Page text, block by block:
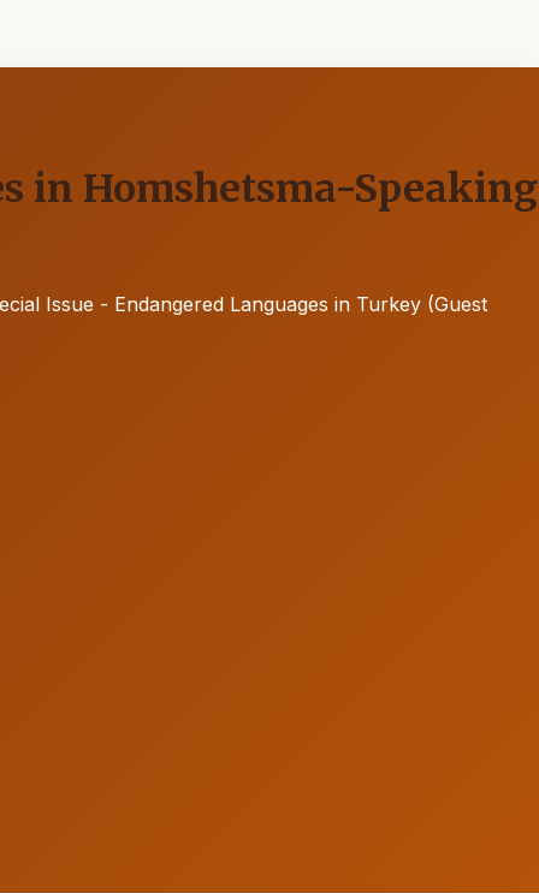
in Homshetsma-Speaking
Issue - Endangered Languages in Turkey (Guest